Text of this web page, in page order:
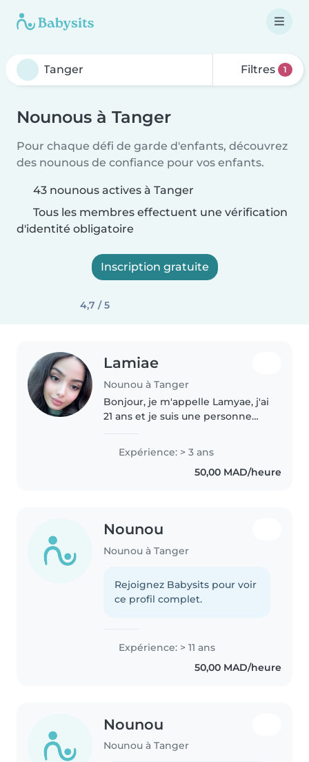
Filtres 1
Nounous à Tanger
Pour chaque défi de garde d'enfants, découvrez
des nounous de confiance pour vos enfants.
43 nounous actives à Tanger
Tous les membres effectuent une vérification
d'identité obligatoire
Inscription gratuite
4,7 / 5
Lamiae
Nounou à Tanger
Bonjour, je m'appelle Lamyae, j'ai
21 ans et je suis une personne
avec les enfants. J'ai de
l'expérience dans la garde
d'enfants, et j'aime beaucoup..
Expérience: > 3 ans
50,00 MAD/heure
Nounou
Nounou à Tanger
Rejoignez Babysits pour voir
ce profil complet.
Expérience: > 11 ans
50,00 MAD/heure
Nounou
Nounou à Tanger